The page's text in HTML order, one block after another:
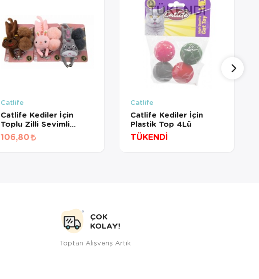
Catlife
Catlife Kediler İçin
Toplu Zilli Sevimli
Tavşan
106,80
TÜKENDI
Catlife
Catlife Kediler İçin
Plastik Top 4Lü
TÜKENDİ
ÇOK
KOLAY!
Toptan Alışveriş Artık